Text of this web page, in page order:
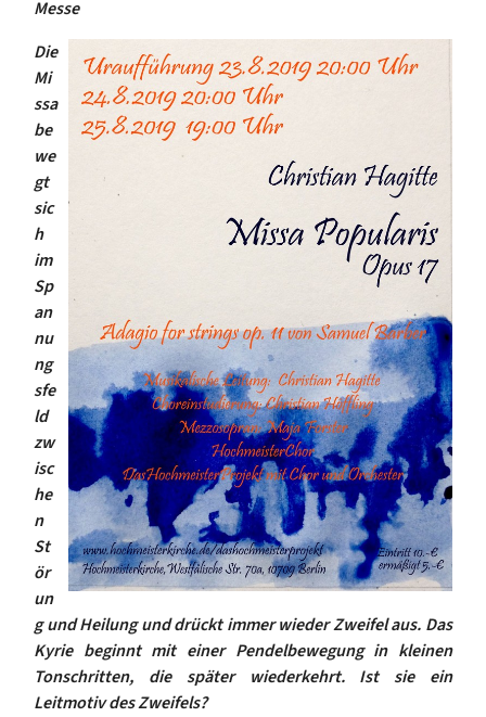
Messe
Die
Mi
ssa
be
we
gt
sic
h
im
Sp
an
nu
ng
sfe
ld
zw
isc
he
n
St
ör
un
g und Heilung und drückt immer wieder Zweifel aus. Das
Kyrie beginnt mit einer Pendelbewegung in kleinen
Tonschritten, die später wiederkehrt. Ist sie ein
Leitmotiv des Zweifels?